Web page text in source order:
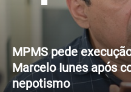
MPMS pede
Marcelo Iunes após
nepotismo